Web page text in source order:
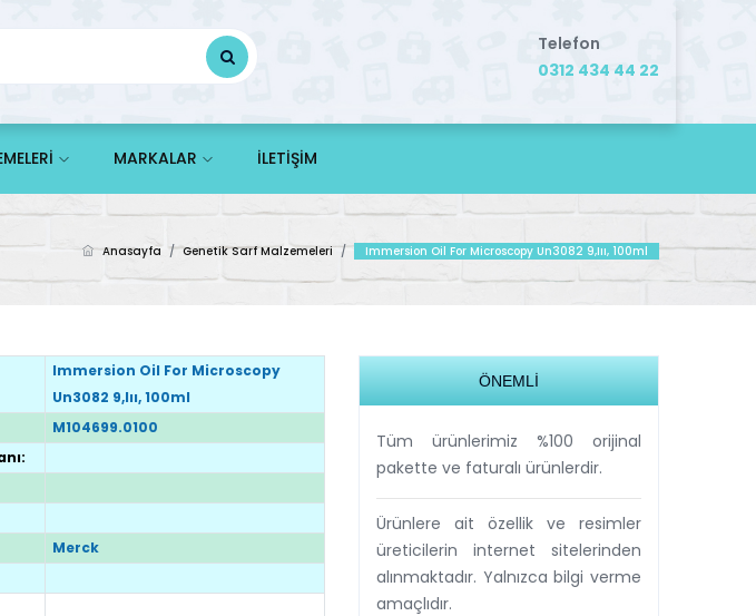
Telefon
0312 434 44 22
MARKALAR İLETİŞİM
Anasayfa / Genetik Sarf Malzemeleri / Immersion Oil For Microscopy Un3082 9,ııı, 100ml
Immersion Oil For Microscopy
Un3082 9,ııı, 100ml
M104699.0100
Merck
ÖNEMLİ
Tüm ürünlerimiz %100 orijinal
pakette ve faturalı ürünlerdir.
Ürünlere ait özellik ve resimler
üreticilerin internet sitelerinden
alınmaktadır. Yalnızca bilgi verme
amaçlıdır.